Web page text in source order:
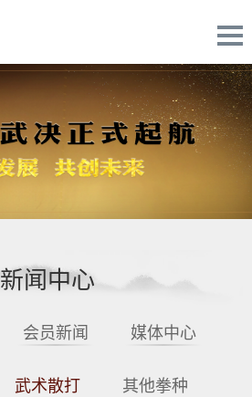
新闻中心
会员新闻 媒体中心
武术散打 其他拳种